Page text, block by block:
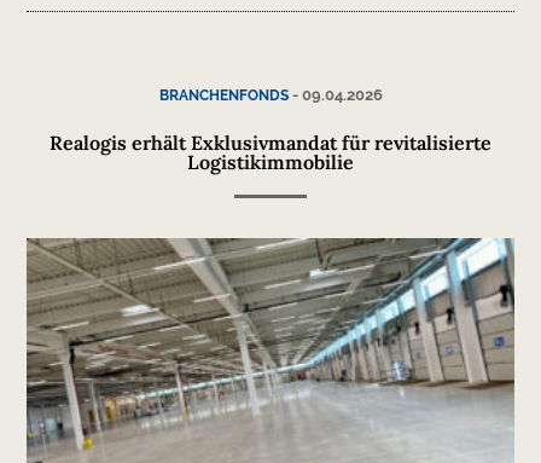
BRANCHENFONDS- 09.04.2026
Realogis erhält Exklusivmandat für revitalisierte
Logistikimmobilie